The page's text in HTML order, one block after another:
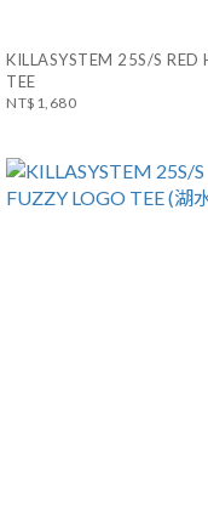
KILLASYSTEM 25S/S RED
TEE
NT$1,680